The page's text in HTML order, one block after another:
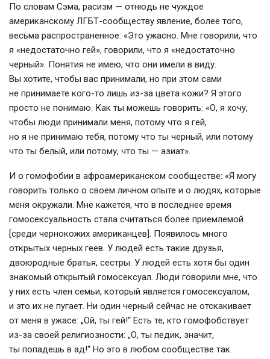
По словам Сэма, расизм — отнюдь не чуждое
американскому ЛГБТ-сообществу явление, более того,
весьма распространенное: «Это ужасно. Мне говорили, что
я «недостаточно гей», говорили, что я «недостаточно
черный». Понятия не имею, что они имели в виду.
Вы хотите, чтобы вас принимали, но при этом сами
не принимаете кого-то лишь из-за цвета кожи? Я этого
просто не понимаю. Как ты можешь говорить: «О, я хочу,
чтобы люди принимали меня, потому что я гей,
но я не принимаю тебя, потому что ты черный, или потому
что ты белый, или потому, что ты — азиат».
И о гомофобии в афроамериканском сообществе: «Я могу
говорить только о своем личном опыте и о людях, которые
меня окружали. Мне кажется, что в последнее время
гомосексуальность стала считаться более приемлемой
[среди чернокожих американцев]. Появилось много
открытых черных геев. У людей есть такие друзья,
двоюродные братья, сестры. У людей есть хотя бы один
знакомый открытый гомосексуал. Люди говорили мне, что
у них есть член семьи, который является гомосексуалом,
и это их не пугает. Ни один черный сейчас не отскакивает
от меня в ужасе: „Ой, ты гей!“ Есть те, кто гомофобствует
из-за своей религиозности: „О, ты педик, значит,
ты попадешь в ад!“ Но это в любом сообществе так.